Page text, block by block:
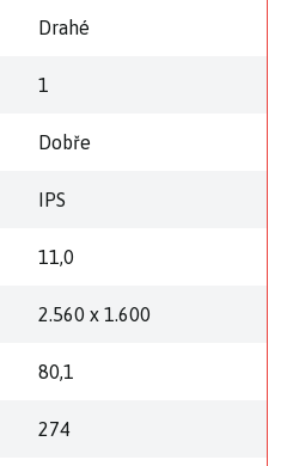
Drahé
1
Dobře
IPS
11,0
2.560 x 1.600
80,1
274